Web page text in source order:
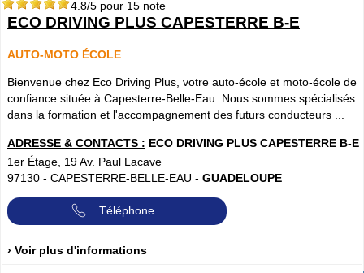
4.8/5 pour 15 note
ECO DRIVING PLUS CAPESTERRE B-E
AUTO-MOTO ÉCOLE
Bienvenue chez Eco Driving Plus, votre auto-école et moto-école de
confiance située à Capesterre-Belle-Eau. Nous sommes spécialisés
dans la formation et l'accompagnement des futurs conducteurs ...
ADRESSE & CONTACTS : ECO DRIVING PLUS CAPESTERRE B-E
1er Étage, 19 Av. Paul Lacave
97130 - CAPESTERRE-BELLE-EAU - GUADELOUPE
Téléphone
› Voir plus d'informations